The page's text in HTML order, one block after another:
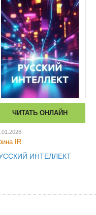
ЧИТАТЬ ОНЛАЙН
IR
ИНТЕЛЛЕКТ